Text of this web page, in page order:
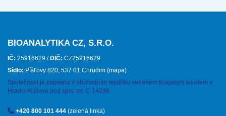
BIOANALYTIKA CZ, S.R.O.
IČ: 25916629 /DIČ: CZ25916629
Sídlo: Píšťovy 820, 537 01 Chrudim (mapa)
Společnost je zapsána v obchodním rejstříku vedeném Krajským soudem v
Hradci Králové pod spis. zn. C 14236.
+420 800 101 444 (zelená linka)